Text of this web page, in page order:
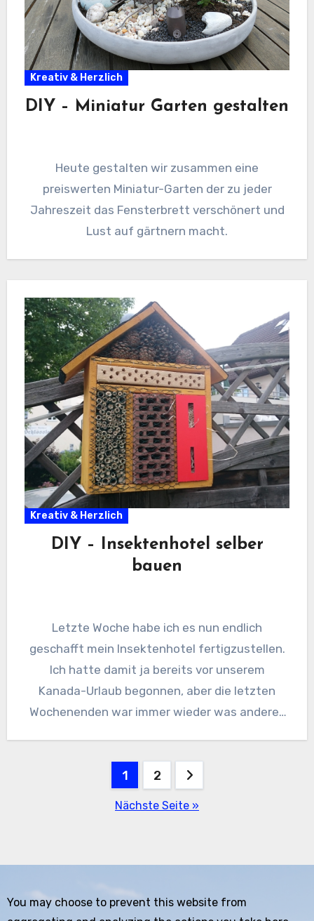
Kreativ & Herzlich
DIY – Miniatur Garten gestalten
Heute gestalten wir zusammen eine
preiswerten Miniatur-Garten der zu jeder
Jahreszeit das Fensterbrett verschönert und
Lust auf gärtnern macht.
Kreativ & Herzlich
DIY – Insektenhotel selber
bauen
Letzte Woche habe ich es nun endlich
geschafft mein Insektenhotel fertigzustellen.
Ich hatte damit ja bereits vor unserem
Kanada-Urlaub begonnen, aber die letzten
Wochenenden war immer wieder was anderes
Seitennummerierung
1 2
Nächste Seite »
You may choose to prevent this website from